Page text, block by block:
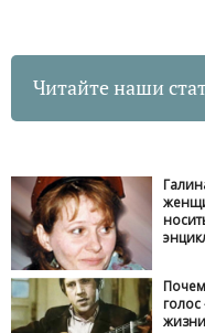
Читайте наши
жизни